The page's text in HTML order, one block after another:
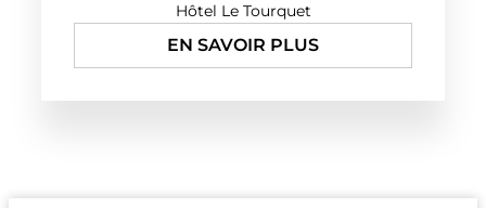
Hôtel Le Tourquet
EN SAVOIR PLUS